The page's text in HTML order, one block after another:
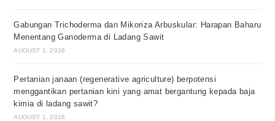
Gabungan Trichoderma dan Mikoriza Arbuskular: Harapan Baharu
Menentang Ganoderma di Ladang Sawit
AUGUST 1, 2026
Pertanian janaan (regenerative agriculture) berpotensi
menggantikan pertanian kini yang amat bergantung kepada baja
kimia di ladang sawit?
AUGUST 1, 2026